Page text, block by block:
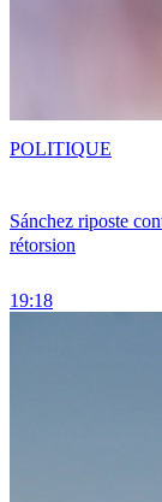
Sánchez riposte
rétorsion
19:18
POLITIQUE